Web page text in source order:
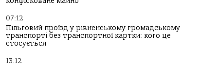
07:12
Пільговий проїзд у рівненському громадському
транспорті без транспортної картки: кого це
стосується
13:12